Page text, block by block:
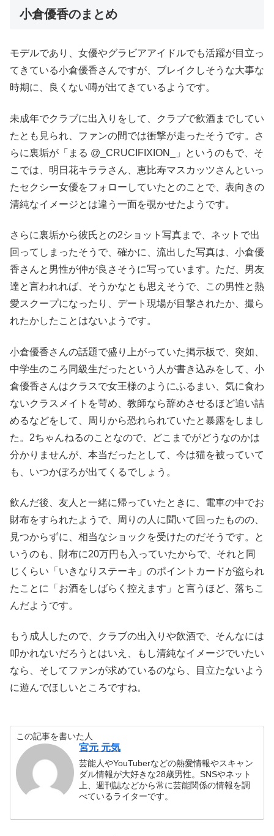
小倉優香のまとめ
モデルであり、女優やグラビアアイドルでも活躍が目立っ
てきている小倉優香さんですが、ブレイクしそうな大事な
時期に、良くない噂が出てきているようです。
未成年でクラブに出入りをして、クラブで飲酒までしてい
たとも見られ、ファンの間では衝撃が走ったそうです。さ
らに裏垢が「まる @_CRUCIFIXION_」というのもで、そ
こでは、明日花キララさん、恵比寿マスカッツさんといっ
たセクシー女優をフォローしていたとのことで、表向きの
清純なイメージとは違う一面を覗かせたようです。
さらに裏垢から彼氏との2ショット写真まで、ネットで出
回ってしまったそうで、確かに、流出した写真は、小倉優
香さんと男性が仲が良さそうに写っています。ただ、男友
達と言われれば、そうかなとも思えそうで、この男性と熱
愛スクープになったり、デート現場が目撃されたか、撮ら
れたかしたことはないようです。
小倉優香さんの話題で盛り上がっていた掲示板で、突如、
中学生のころ同級生だったという人が書き込みをして、小
倉優香さんはクラスで女王様のようにふるまい、気に食わ
ないクラスメイトを苛め、教師なら辞めさせるほど追い詰
めるなどをして、周りから恐れられていたと暴露をしまし
た。2ちゃんねるのことなので、どこまでがどうなのかは
分かりませんが、本当だったとして、今は猫を被っていて
も、いつかぼろが出てくるでしょう。
飲んだ後、友人と一緒に帰っていたときに、電車の中でお
財布をすられたようで、周りの人に聞いて回ったものの、
見つからずに、相当なショックを受けたのだそうです。と
いうのも、財布に20万円も入っていたからで、それと同
じくらい「いきなりステーキ」のポイントカードが盗られ
たことに「お酒をしばらく控えます」と言うほど、落ちこ
んだようです。
もう成人したので、クラブの出入りや飲酒で、そんなには
叩かれないだろうとはいえ、もし清純なイメージでいたい
なら、そしてファンが求めているのなら、目立たないよう
に遊んでほしいところですね。
この記事を書いた人
宮元 元気
芸能人やYouTuberなどの熱愛情報やスキャン
ダル情報が大好きな28歳男性。SNSやネット
上、週刊誌などから常に芸能関係の情報を調
べているライターです。